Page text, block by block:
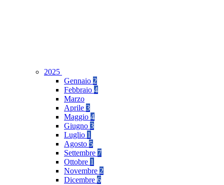
2025
Gennaio 2
Febbraio 4
Marzo
Aprile 3
Maggio 4
Giugno 3
Luglio 1
Agosto 5
Settembre 7
Ottobre 1
Novembre 2
Dicembre 6